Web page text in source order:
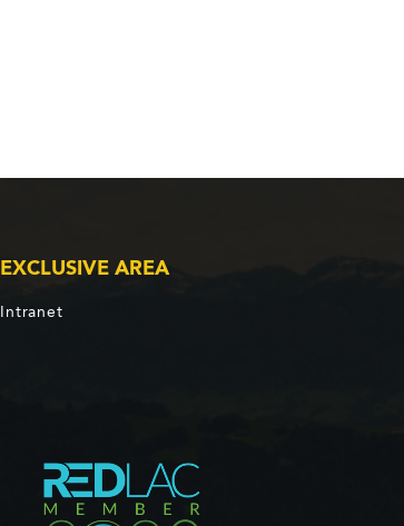
EXCLUSIVE AREA
Intranet